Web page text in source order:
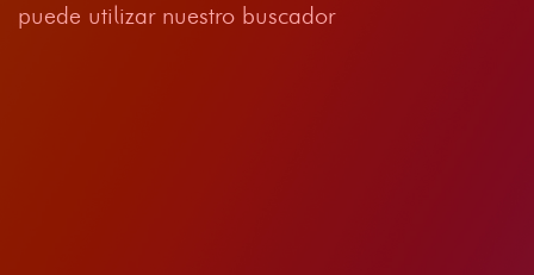
puede utilizar nuestro buscador